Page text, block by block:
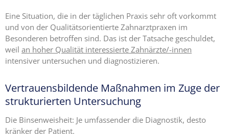
Eine Situation, die in der täglichen Praxis sehr oft vorkommt
und von der Qualitätsorientierte Zahnarztpraxen im
Besonderen betroffen sind. Das ist der Tatsache geschuldet,
weil an hoher Qualität interessierte Zahnärzte/-innen
intensiver untersuchen und diagnostizieren.
Vertrauensbildende Maßnahmen im Zuge der
strukturierten Untersuchung
Die Binsenweisheit: Je umfassender die Diagnostik, desto
kränker der Patient.